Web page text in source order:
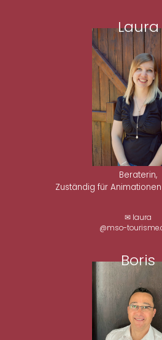
Laura
Beraterin,
Zuständig für
✉ laura
@mso-
Boris